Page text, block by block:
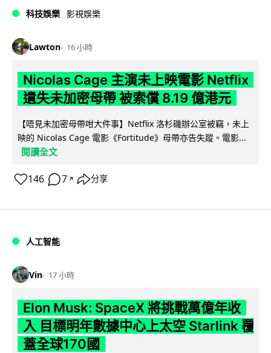
科技娛樂 影視娛樂
Lawton 16 小時
Nicolas Cage 主演未上映電影 Netflix
遺失未加密母帶 被索償 8.19 億港元
【唔見未加密母帶咁大件事】Netflix 洛杉磯辦公室被竊，未上
映的 Nicolas Cage 電影《Fortitude》母帶亦告失蹤。電影...
閱讀全文
146 7 ↗ 分享
人工智能
Vin 17 小時
Elon Musk: SpaceX 將挑戰萬億年收
入 目標明年數據中心上太空 Starlink 覆
蓋全球170國